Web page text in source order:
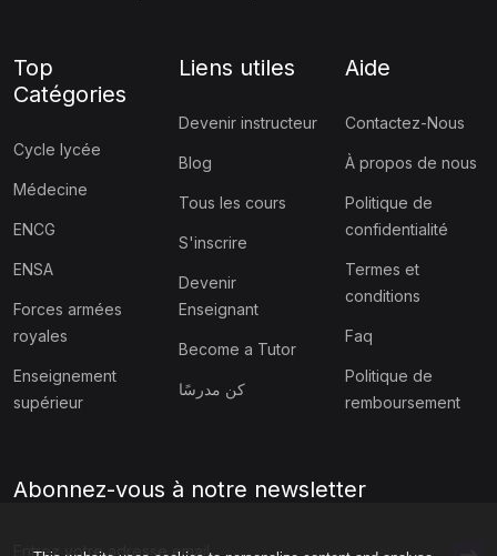
Top
Catégories
Cycle lycée
Médecine
ENCG
ENSA
Forces armées
royales
Enseignement
supérieur
Liens utiles
Devenir instructeur
Blog
Tous les cours
S'inscrire
Devenir
Enseignant
Become a Tutor
كن مدرسًا
Aide
Contactez-Nous
À propos de nous
Politique de
confidentialité
Termes et
conditions
Faq
Politique de
remboursement
Abonnez-vous à notre newsletter